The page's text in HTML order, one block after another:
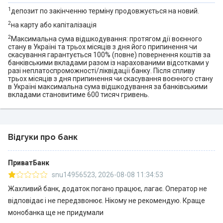
Клієнти відзначили Приватбанк у семи «банківських»
номінаціях премії незламного фінтеху PaySpace Magazine
Awards 2022:
https://minfin.com.ua/ua/2023/02/03/100128487/ —
Приватбанк визнаний «Банком року 2022» як кращий
роздрібний, ощадний і прибутковий український банк:
https://minfin.com.ua/ua/2022/02/17/81230093/ —
Приватбанк увійшов до ТОП-3 банків, що фінансують
українських аграріїв
Приватбанк увійшов в ТОП-5 ренкінгу найнадійніших
українським Private банком — Euromoney —
https://minfin.com.ua/ua/2021/02/10/59857166/ —
Приватбанк в 2020 залучив на обслуговування рекордну
кількість підприємців —
1 депозит по закінченню терміну продовжується на новий.
2на карту або капіталізація
2Максимальна сума відшкодування: протягом дії воєнного
стану в Україні та трьох місяців з дня його припинення чи
скасування гарантується 100% (повне) повернення коштів за
банківськими вкладами разом із нарахованими відсотками у
разі неплатоспроможності/ліквідації банку. Після спливу
трьох місяців з дня припинення чи скасування воєнного стану
в Україні максимальна сума відшкодування за банківськими
вкладами становитиме 600 тисяч гривень.
Відгуки про банк
ПриватБанк
snu14956523, 2026-08-08 11:34:53
Жахливий банк, додаток погано працює, лагає. Оператор не
відповідає і не передзвонює. Нікому не рекомендую. Краще
монобанка ще не придумали